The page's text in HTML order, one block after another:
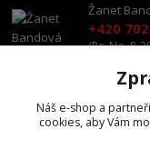
Žanet
+420
(Po-Ne, 8-
Náš e-shop a
cookies, aby Vám